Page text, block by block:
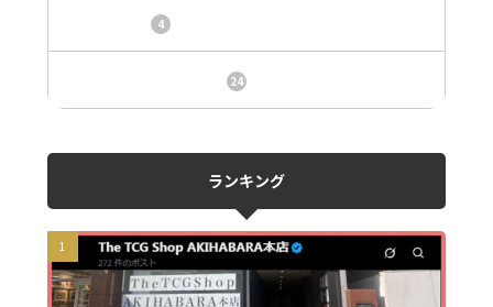
4
24
ランキング